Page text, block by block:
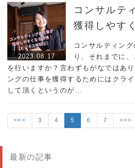
2023.08.17
コンサルテ
獲得しやす
コンサルティン
り、それまでに
を行いますか？言わずもがなではあ
ングの仕事を獲得するためにはクラ
して頂くというのが…
<<< 3 4 5 6 7 >>>
最新の記事